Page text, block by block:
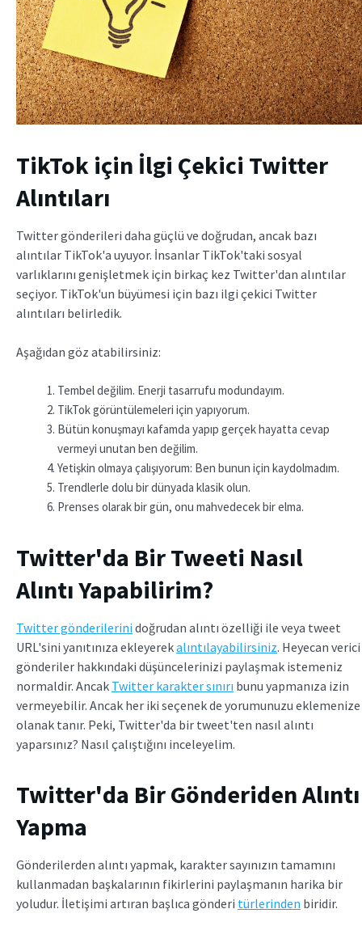
TikTok için İlgi Çekici Twitter
Alıntıları
Twitter gönderileri daha güçlü ve doğrudan, ancak bazı
alıntılar TikTok'a uyuyor. İnsanlar TikTok'taki sosyal
varlıklarını genişletmek için birkaç kez Twitter'dan alıntılar
seçiyor. TikTok'un büyümesi için bazı ilgi çekici Twitter
alıntıları belirledik.
Aşağıdan göz atabilirsiniz:
Tembel değilim. Enerji tasarrufu modundayım.
TikTok görüntülemeleri için yapıyorum.
Bütün konuşmayı kafamda yapıp gerçek hayatta cevap
vermeyi unutan ben değilim.
Yetişkin olmaya çalışıyorum: Ben bunun için kaydolmadım.
Trendlerle dolu bir dünyada klasik olun.
Prenses olarak bir gün, onu mahvedecek bir elma.
Twitter'da Bir Tweeti Nasıl
Alıntı Yapabilirim?
Twitter gönderilerini doğrudan alıntı özelliği ile veya tweet
URL'sini yanıtınıza ekleyerekalıntılayabilirsiniz. Heyecan verici
gönderiler hakkındaki düşüncelerinizi paylaşmak istemeniz
normaldir. Ancak Twitter karakter sınırı bunu yapmanıza izin
vermeyebilir. Ancak her iki seçenek de yorumunuzu eklemenize
olanak tanır. Peki, Twitter'da bir tweet'ten nasıl alıntı
yaparsınız? Nasıl çalıştığını inceleyelim.
Twitter'da Bir Gönderiden Alıntı
Yapma
Gönderilerden alıntı yapmak, karakter sayınızın tamamını
kullanmadan başkalarının fikirlerini paylaşmanın harika bir
yoludur. İletişimi artıran başlıca gönderi türlerinden biridir.